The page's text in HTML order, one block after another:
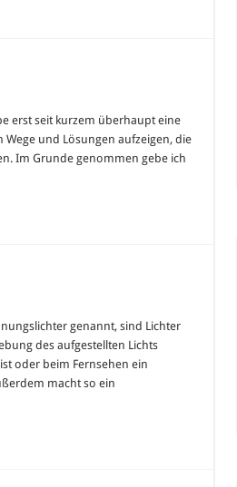
erst seit kurzem überhaupt eine
und Lösungen aufzeigen, die
Im Grunde genommen gebe ich
genannt, sind Lichter
des aufgestellten Lichts
oder beim Fernsehen ein
macht so ein